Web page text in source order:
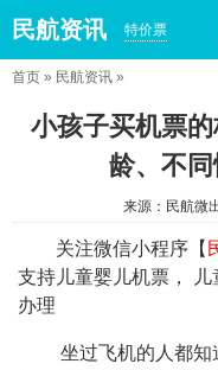
民航资讯 特价票
首页 » 民航资讯 »
小孩子买机票
龄、不
来源：民航微
关注微信小程序【
支持儿童婴儿机票，
办理
坐过飞机的人都知